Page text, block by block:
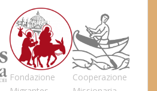
Fondazione
Cooperazione